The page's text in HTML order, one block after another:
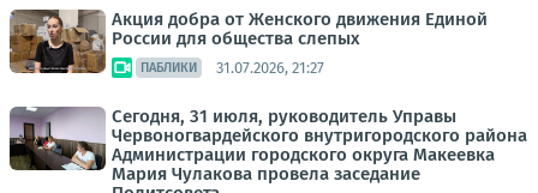
Акция добра от Женского движения Единой
России для общества слепых
ПАБЛИКИ 31.07.2026, 21:27
Сегодня, 31 июля, руководитель Управы
Червоногвардейского внутригородского района
Администрации городского округа Макеевка
Мария Чулакова провела заседание